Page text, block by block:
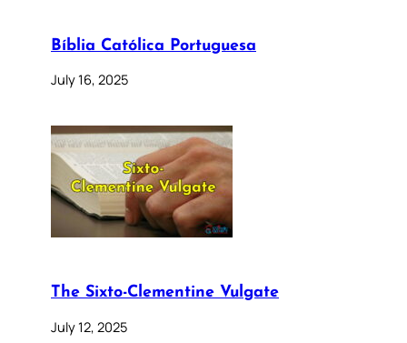
Bíblia Católica Portuguesa
July 16, 2025
The Sixto-Clementine Vulgate
July 12, 2025